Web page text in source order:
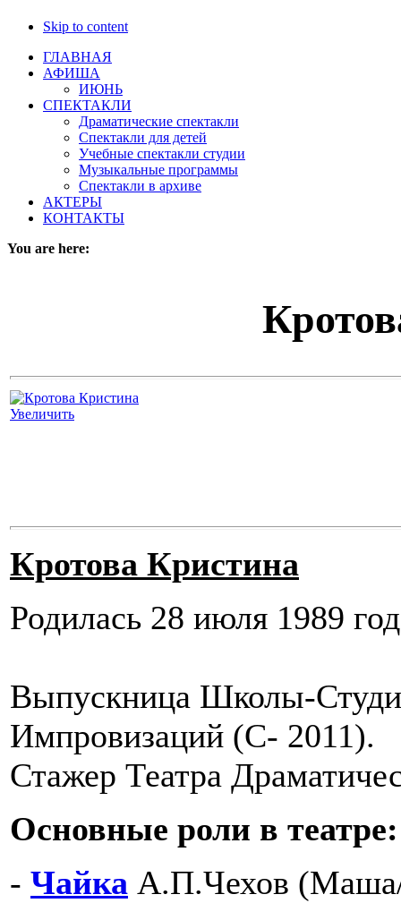
Skip to content
ГЛАВНАЯ
АФИША
ИЮНЬ
СПЕКТАКЛИ
Драматические спектакли
Спектакли для детей
Учебные спектакли студии
Музыкальные программы
Спектакли в архиве
АКТЕРЫ
КОНТАКТЫ
You are here:
Увеличить
Кротова Кристина
Родилась 28 июля 1989
Выпускница Школы-
Импровизаций (С- 2011).
Стажер Театра
Основные роли в театре:
- Чайка А.П.Чехов